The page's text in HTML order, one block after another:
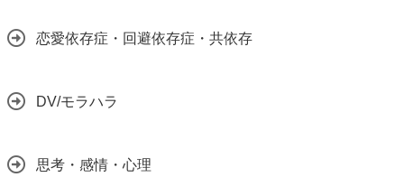
恋愛依存症・回避依存症・共依存
DV/モラハラ
思考・感情・心理